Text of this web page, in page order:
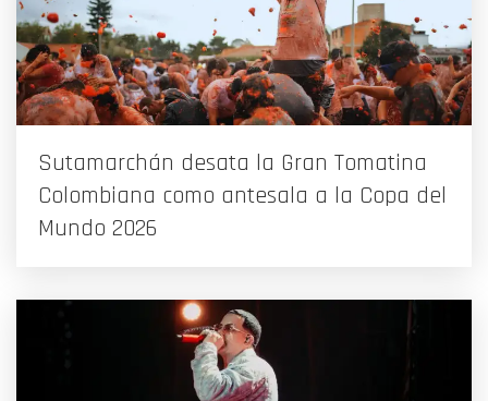
Sutamarchán desata la Gran Tomatina
Colombiana como antesala a la Copa del
Mundo 2026